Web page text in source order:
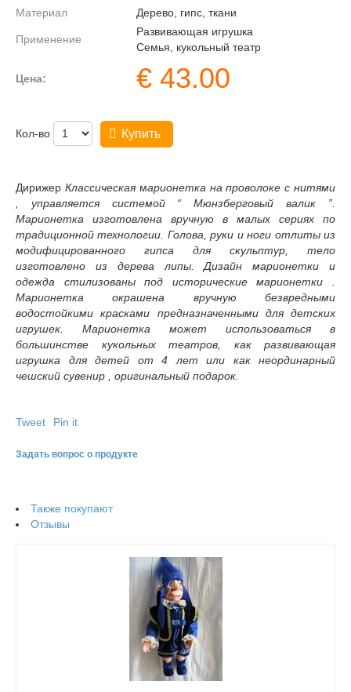
Материал
Дерево, гипс, ткани
Применение
Развивающая игрушка
Семья, кукольный театр
Цена: € 43.00
Кол-во Купить
Дирижер Классическаямарионетка на проволоке с нитями
, управляется системой “ Мюнзберговый валик ”.
Марионетка изготовлена вручную в малых сериях по
традиционной технологии. Голова, руки и ноги отлиты из
модифицированного гипса для скульптур, тело
изготовлено из дерева липы. Дизайн марионетки и
одежда стилизованы под исторические марионетки .
Марионетка окрашена вручную безвредными
водостойкими красками предназначенными для детских
игрушек. Марионетка может использоваться в
большинстве кукольных театров, как развивающая
игрушка для детей от 4 лет или как неординарный
чешский сувенир , оригинальный подарок.
Tweet Pin it
Задать вопрос о продукте
Также покупают
Отзывы